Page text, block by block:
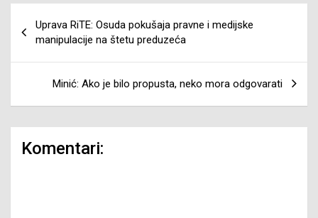
članaka
Uprava RiTE: Osuda pokušaja pravne i medijske
manipulacije na štetu preduzeća
Minić: Ako je bilo propusta, neko mora odgovarati
Komentari: